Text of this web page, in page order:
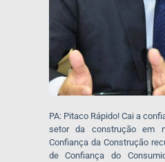
PA: Pitaco Rápido! Cai a
setor da construção em
Confiança da Construção
de Confiança do